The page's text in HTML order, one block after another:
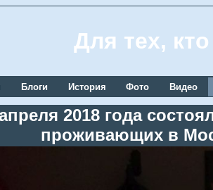
Для тех,
Блоги История Фото Видео
2018 года
проживающих в